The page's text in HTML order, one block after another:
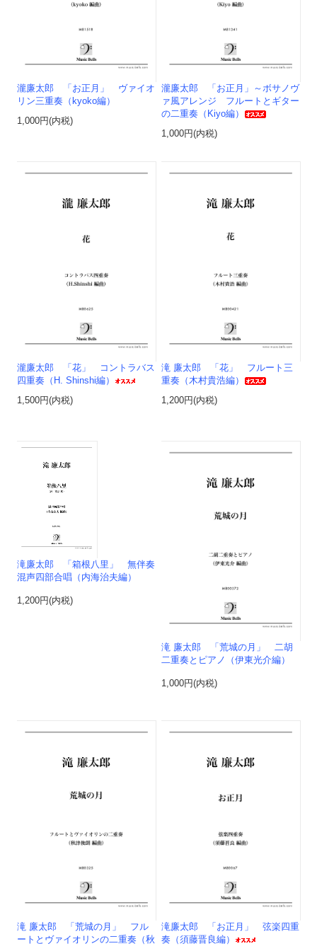
瀧廉太郎 「お正月」 ヴァイオ
リン三重奏（kyoko編）
1,000円(内税)
瀧廉太郎 「お正月」～ボサノヴ
ァ風アレンジ フルートとギター
の二重奏（Kiyo編）
1,000円(内税)
瀧廉太郎 「花」 コントラバス
四重奏（H. Shinshi編）
1,500円(内税)
滝 廉太郎 「花」 フルート三
重奏（木村貴浩編）
1,200円(内税)
滝廉太郎 「箱根八里」 無伴奏
混声四部合唱（内海治夫編）
1,200円(内税)
滝 廉太郎 「荒城の月」 二胡
二重奏とピアノ（伊東光介編）
1,000円(内税)
滝 廉太郎 「荒城の月」 フル
ートとヴァイオリンの二重奏（秋
滝廉太郎 「お正月」 弦楽四重
奏（須藤晋良編）